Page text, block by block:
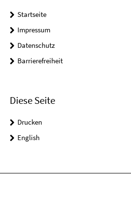
Startseite
Impressum
Datenschutz
Barrierefreiheit
Diese Seite
Drucken
English